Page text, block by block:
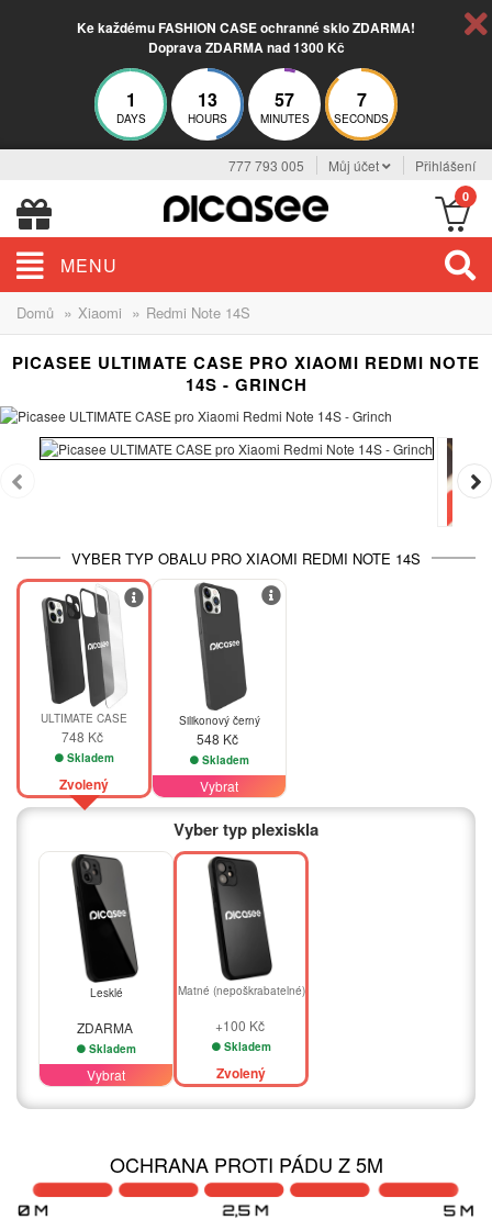
Ke každému FASHION CASE ochranné sklo ZDARMA!
Doprava ZDARMA nad 1300 Kč
1
DAYS
13
HOURS
57
MINUTES
7
SECONDS
777 793 005 Můj účet Přihlášení
0
MENU
Domů » Xiaomi » Redmi Note 14S
PICASEE ULTIMATE CASE PRO XIAOMI REDMI NOTE
14S - GRINCH
VYBER TYP OBALU PRO XIAOMI REDMI NOTE 14S
ULTIMATE CASE
748 Kč
Skladem
Zvolený
Silikonový černý
548 Kč
Skladem
Vybrat
Vyber typ plexiskla
Lesklé
ZDARMA
Skladem
Vybrat
Matné (nepoškrabatelné)
+100 Kč
Skladem
Zvolený
OCHRANA PROTI PÁDU Z 5M